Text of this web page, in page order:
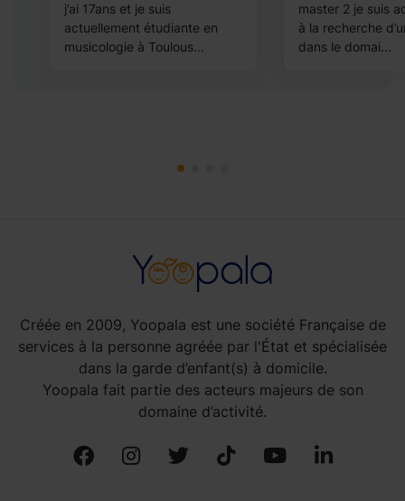
j’ai 17ans et je suis
actuellement étudiante en
musicologie à Toulous...
master 2 je suis
à la recherche
dans le domai...
Créée en 2009, Yoopala est une société Française de
services à la personne agréée par l'État et spécialisée
dans la garde d’enfant(s) à domicile.
Yoopala fait partie des acteurs majeurs de son
domaine d’activité.